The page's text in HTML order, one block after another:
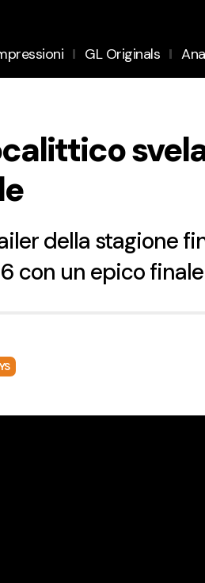
GL Originals
della stagione
con un epico